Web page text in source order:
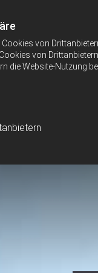
von
von
die Website-Nutzung